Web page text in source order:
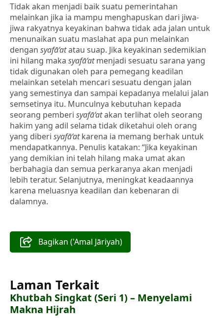
Tidak akan menjadi baik suatu pemerintahan
melainkan jika ia mampu menghapuskan dari jiwa-
jiwa rakyatnya keyakinan bahwa tidak ada jalan untuk
menunaikan suatu maslahat apa pun melainkan
dengan syafā‘atatau suap. Jika keyakinan sedemikian
ini hilang maka syafā‘atmenjadi sesuatu sarana yang
tidak digunakan oleh para pemegang keadilan
melainkan setelah mencari sesuatu dengan jalan
yang semestinya dan sampai kepadanya melalui jalan
semsetinya itu. Munculnya kebutuhan kepada
seorang pemberi syafā‘atakan terlihat oleh seorang
hakim yang adil selama tidak diketahui oleh orang
yang diberi syafā‘atkarena ia memang berhak untuk
mendapatkannya. Penulis katakan: “Jika keyakinan
yang demikian ini telah hilang maka umat akan
berbahagia dan semua perkaranya akan menjadi
lebih teratur. Selanjutnya, meningkat keadaannya
karena meluasnya keadilan dan kebenaran di
dalamnya.
Bagikan ('Amal Jāriyah)
Laman Terkait
Khutbah Singkat (Seri 1) – Menyelami
Makna Hijrah